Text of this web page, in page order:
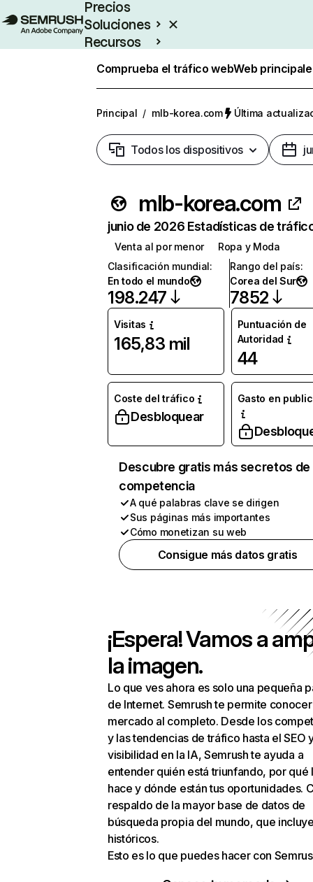
Precios
Soluciones
Recursos
Comprueba el tráfico webWeb
Principal / mlb-korea.com Última
Todos los dispositivos
mlb-korea.com
junio de 2026 Estadísticas de
Venta al por menor
Ropa y Moda
Clasificación mundial:
En todo el mundo
198.247
Rango del país:
Corea del Sur
7852
Visitas
165,83 mil
Puntuación de
Autoridad
44
Coste del tráfico
Desbloquear
Gasto en
Descubre gratis más secretos de
competencia
A qué palabras clave se dirigen
Sus páginas más importantes
Cómo monetizan su web
Consigue más datos gratis
¡Espera! Vamos a
la imagen.
Lo que ves ahora es solo una pequeña
de Internet. Semrush te permite
mercado al completo. Desde los
y las tendencias de tráfico hasta el SEO
visibilidad en la IA, Semrush te ayuda a
entender quién está triunfando, por qué
hace y dónde están tus oportunidades.
respaldo de la mayor base de datos de
búsqueda propia del mundo, que
históricos.
Esto es lo que puedes hacer con